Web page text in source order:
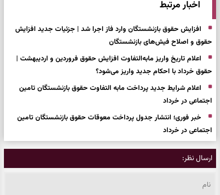
اخبار مرتبط
افزایش حقوق بازنشستگان وارد فاز اجرا شد | جزئیات جدید افزایش
حقوق و اصلاح فیش‌های بازنشستگان
اعلام تاریخ واریز ما‌به‌التفاوت افزایش حقوق فروردین و اردیبهشت |
حقوق خرداد با احکام جدید واریز می‌شود؟
اعلام شرایط جدید پرداخت مابه التفاوت حقوق بازنشستگان تامین
اجتماعی در خرداد
خبر فوری؛ انتشار جدول پرداخت معوقات حقوق بازنشستگان تامین
اجتماعی در خرداد
ارسال نظر: